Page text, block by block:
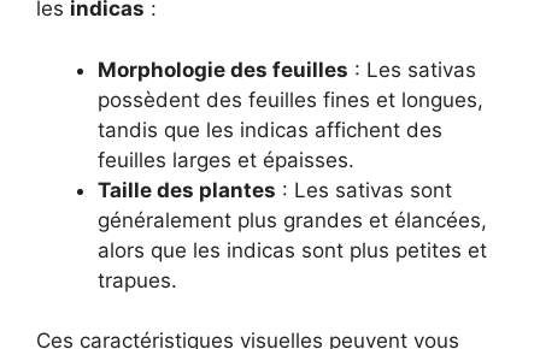
les indicas :
Morphologie des feuilles : Les sativas
possèdent des feuilles fines et longues,
tandis que les indicas affichent des
feuilles larges et épaisses.
Taille des plantes : Les sativas sont
généralement plus grandes et élancées,
alors que les indicas sont plus petites et
trapues.
Ces caractéristiques visuelles peuvent vous